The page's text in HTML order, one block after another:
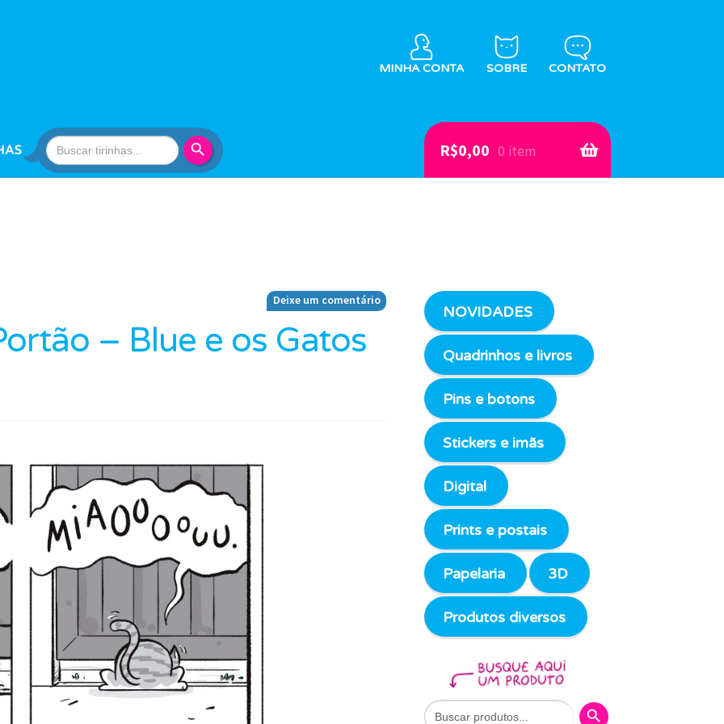
MINHA CONTA SOBRE CONTATO
Search
for:
R$0,00 0 item
Deixe um comentário
– Blue e os Gatos
NOVIDADES
Quadrinhos e livros
Pins e botons
Stickers e imãs
Digital
Prints e postais
Papelaria 3D
Produtos diversos
Search
for:
Search Button